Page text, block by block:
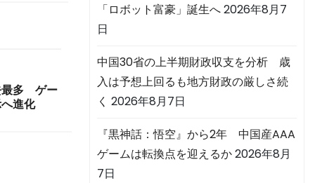
最多 ゲー
進化
「ロボット富豪」誕生へ2026年8月7
日
中国30省の上半期財政収支を分析 歳
入は予想上回るも地方財政の厳しさ続
く 2026年8月7日
『黒神話：悟空』から2年 中国産AAA
ゲームは転換点を迎えるか2026年8月
7日